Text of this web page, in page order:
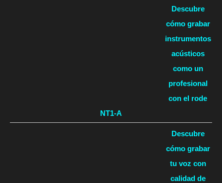
Descubre
cómo grabar
instrumentos
acústicos
como un
profesional
con el rode
NT1-A
Descubre
cómo grabar
tu voz con
calidad de